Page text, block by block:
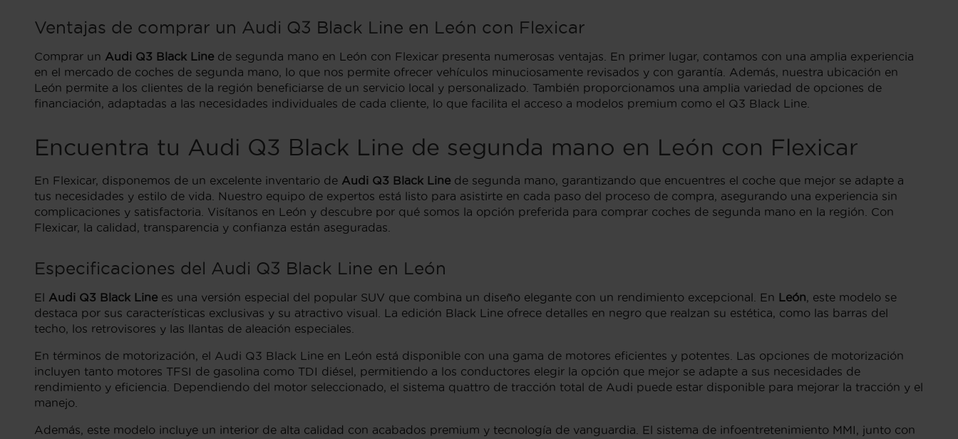
Ventajas de comprar un Audi Q3 Black Line en León con Flexicar
Comprar un Audi Q3 Black Line de segunda mano en León con Flexicar presenta numerosas ventajas. En primer lugar, contamos con una amplia experiencia
en el mercado de coches de segunda mano, lo que nos permite ofrecer vehículos minuciosamente revisados y con garantía. Además, nuestra ubicación en
León permite a los clientes de la región beneficiarse de un servicio local y personalizado. También proporcionamos una amplia variedad de opciones de
financiación, adaptadas a las necesidades individuales de cada cliente, lo que facilita el acceso a modelos premium como el Q3 Black Line.
Encuentra tu Audi Q3 Black Line de segunda mano en León con Flexicar
En Flexicar, disponemos de un excelente inventario de Audi Q3 Black Line de segunda mano, garantizando que encuentres el coche que mejor se adapte a
tus necesidades y estilo de vida. Nuestro equipo de expertos está listo para asistirte en cada paso del proceso de compra, asegurando una experiencia sin
complicaciones y satisfactoria. Visítanos en León y descubre por qué somos la opción preferida para comprar coches de segunda mano en la región. Con
Flexicar, la calidad, transparencia y confianza están aseguradas.
Especificaciones del Audi Q3 Black Line en León
El Audi Q3 Black Line es una versión especial del popular SUV que combina un diseño elegante con un rendimiento excepcional. En León, este modelo se
destaca por sus características exclusivas y su atractivo visual. La edición Black Line ofrece detalles en negro que realzan su estética, como las barras del
techo, los retrovisores y las llantas de aleación especiales.
En términos de motorización, el Audi Q3 Black Line en León está disponible con una gama de motores eficientes y potentes. Las opciones de motorización
incluyen tanto motores TFSI de gasolina como TDI diésel, permitiendo a los conductores elegir la opción que mejor se adapte a sus necesidades de
rendimiento y eficiencia. Dependiendo del motor seleccionado, el sistema quattro de tracción total de Audi puede estar disponible para mejorar la tracción y el
manejo.
Además, este modelo incluye un interior de alta calidad con acabados premium y tecnología de vanguardia. El sistema de infoentretenimiento MMI, junto con